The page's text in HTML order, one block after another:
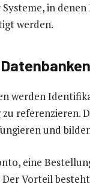
in
werden.
werden
referenzieren.
und
eine
Der Vorteil